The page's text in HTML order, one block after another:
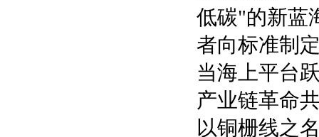
低碳"的新蓝
者向标准制
当海上平台
产业链革命
以铜栅线之